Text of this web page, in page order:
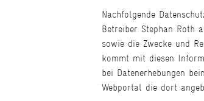
Nachfolgende
Betreiber Stephan Roth
sowie die Zwecke und
kommt mit diesen
bei Datenerhebungen
Webportal die dort